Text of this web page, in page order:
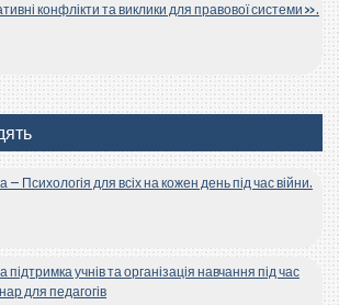
конфлікти та виклики для правової системи».
– Психологія для всіх на кожен день під час війни.
підтримка учнів та організація навчання під час
для педагогів